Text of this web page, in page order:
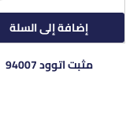
إضافة إلى السلة
مثبت اتوود 94007